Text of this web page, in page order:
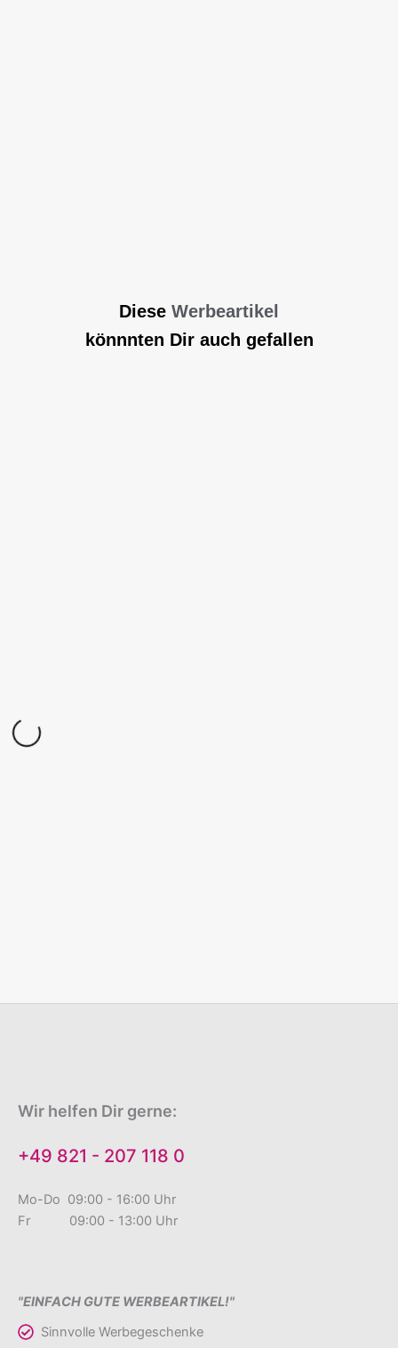
Diese Werbeartikel
könnnten Dir auch gefallen
Wir helfen Dir gerne:
+49 821 - 207 118 0
Mo-Do 09:00 - 16:00 Uhr
Fr 09:00 - 13:00 Uhr
"EINFACH GUTE WERBEARTIKEL!"
Sinnvolle Werbegeschenke